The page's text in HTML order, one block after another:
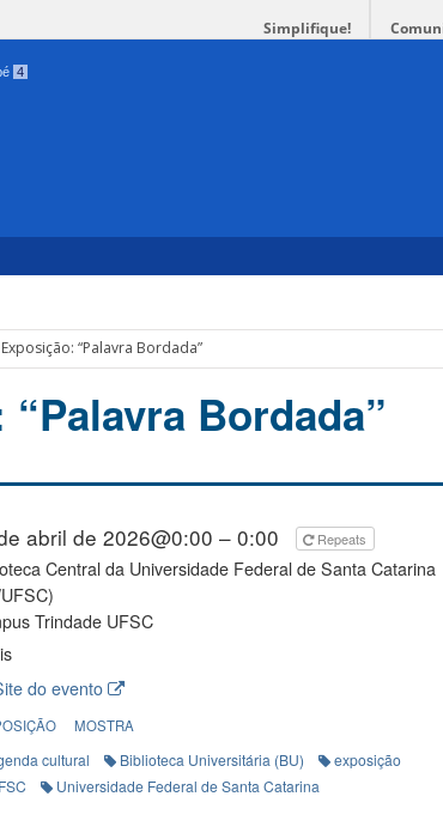
Simplifique!
4
Exposição: “Palavra Bordada”
Bordada”
abril de 2026@0:00 – 0:00 Repeats
Central da Universidade Federal de Santa Catarina
Trindade UFSC
do evento
MOSTRA
cultural Biblioteca Universitária (BU)
exposição
Universidade Federal de Santa Catarina